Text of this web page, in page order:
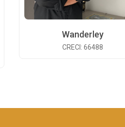
Wanderley
CRECI: 66488